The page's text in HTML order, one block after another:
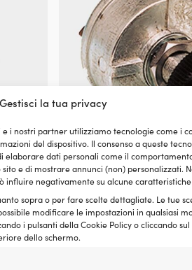
Gestisci la tua privacy
i nostri partner utilizziamo tecnologie come i
del dispositivo. Il consenso a queste
elaborare dati personali come il
e di mostrare annunci (non) personalizzati.
influire negativamente su alcune
sopra o per fare scelte dettagliate. Le tue
modificare le impostazioni in qualsiasi
i pulsanti della Cookie Policy o cliccando sul
dello schermo.
Interruttore / contatto per
Exalto Wiper Control Retro,
per 1 motore tergicristallo
79,99€
IVA incl.